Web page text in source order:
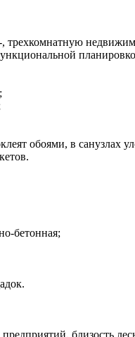
, трехкомнатную
обоями, в санузлах
бетонная;
близость